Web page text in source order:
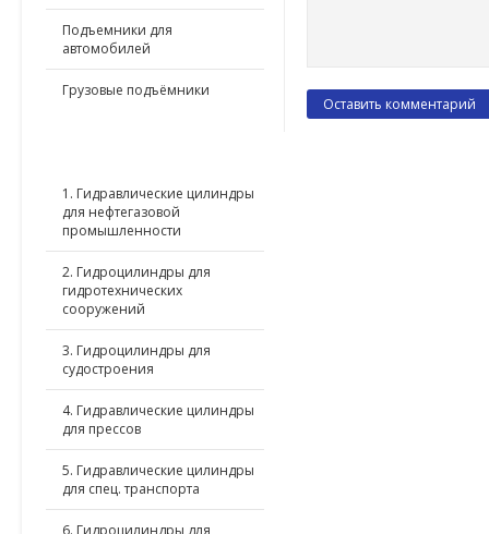
Подъемники для
автомобилей
Грузовые подъёмники
1. Гидравлические цилиндры
для нефтегазовой
промышленности
2. Гидроцилиндры для
гидротехнических
сооружений
3. Гидроцилиндры для
судостроения
4. Гидравлические цилиндры
для прессов
5. Гидравлические цилиндры
для спец. транспорта
6. Гидроцилиндры для